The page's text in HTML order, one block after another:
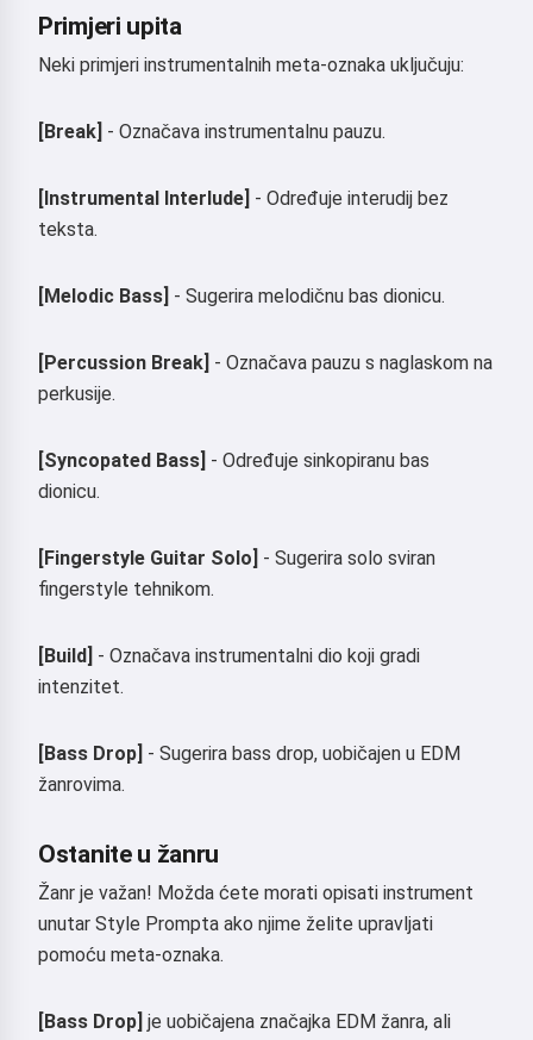
Primjeri upita
Neki primjeri instrumentalnih meta-oznaka uključuju:
[Break] - Označava instrumentalnu pauzu.
[Instrumental Interlude] - Određuje interudij bez
teksta.
[Melodic Bass] - Sugerira melodičnu bas dionicu.
[Percussion Break] - Označava pauzu s naglaskom na
perkusije.
[Syncopated Bass] - Određuje sinkopiranu bas
dionicu.
[Fingerstyle Guitar Solo] - Sugerira solo sviran
fingerstyle tehnikom.
[Build] - Označava instrumentalni dio koji gradi
intenzitet.
[Bass Drop] - Sugerira bass drop, uobičajen u EDM
žanrovima.
Ostanite u žanru
Žanr je važan! Možda ćete morati opisati instrument
unutar Style Prompta ako njime želite upravljati
pomoću meta-oznaka.
[Bass Drop] je uobičajena značajka EDM žanra, ali
Mogu stvarati pjesme, pisati
stihove i čestitke 🥰